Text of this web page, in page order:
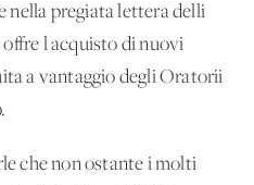
nella pregiata lettera delli
offre l'acquisto di nuovi
a vantaggio degli Oratorii
che non ostante i molti